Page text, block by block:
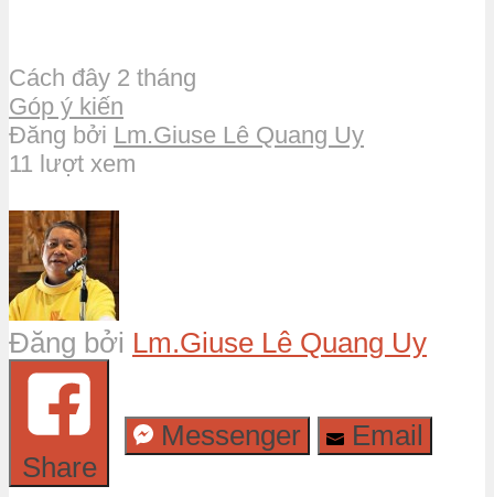
Cách đây 2 tháng
Góp ý kiến
Đăng bởi Lm.Giuse Lê Quang Uy
11 lượt xem
Đăng bởi Lm.Giuse Lê Quang Uy
Share
Messenger Email